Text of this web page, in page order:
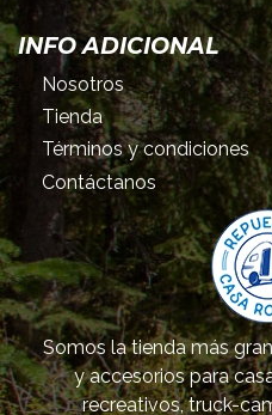
INFO ADICIONAL
Nosotros
Tienda
Términos y condiciones
Contáctanos
Somos la tienda más
y accesorios para
recreativos, truck-